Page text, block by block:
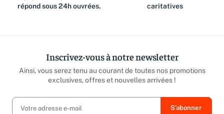
répond sous 24h ouvrées.
caritatives
Inscrivez-vous à notre newsletter
Ainsi, vous serez tenu au courant de toutes nos promotions
exclusives, offres et nouvelles arrivées !